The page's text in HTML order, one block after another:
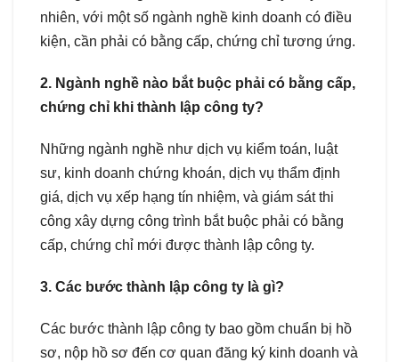
nhiên, với một số ngành nghề kinh doanh có điều
kiện, cần phải có bằng cấp, chứng chỉ tương ứng.
2. Ngành nghề nào bắt buộc phải có bằng cấp,
chứng chỉ khi thành lập công ty?
Những ngành nghề như dịch vụ kiểm toán, luật
sư, kinh doanh chứng khoán, dịch vụ thẩm định
giá, dịch vụ xếp hạng tín nhiệm, và giám sát thi
công xây dựng công trình bắt buộc phải có bằng
cấp, chứng chỉ mới được thành lập công ty.
3. Các bước thành lập công ty là gì?
Các bước thành lập công ty bao gồm chuẩn bị hồ
sơ, nộp hồ sơ đến cơ quan đăng ký kinh doanh và